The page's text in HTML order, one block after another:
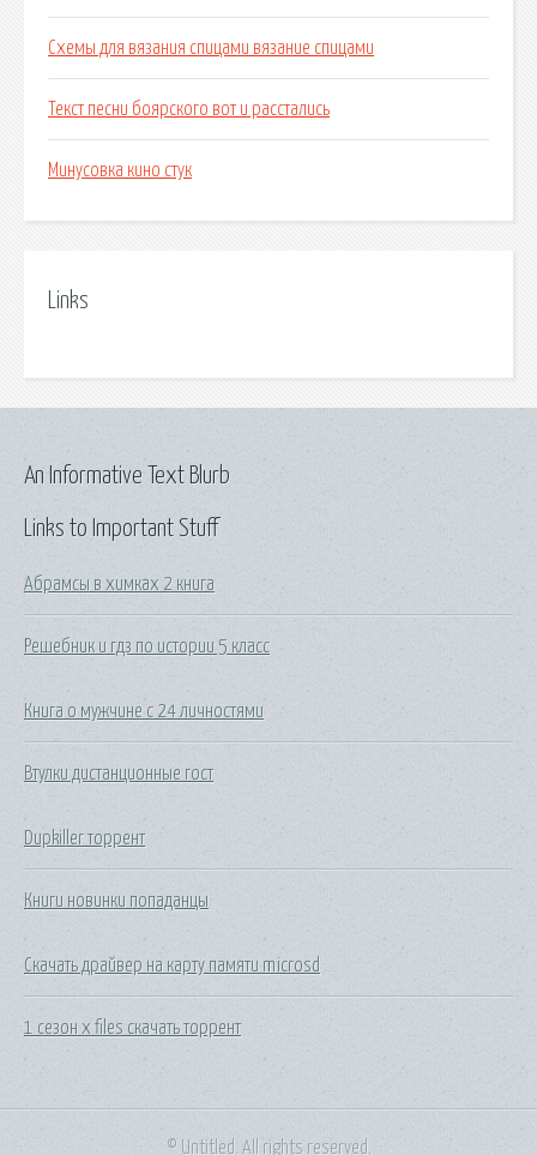
Схемы для вязания спицами вязание спицами
Текст песни боярского вот и расстались
Минусовка кино стук
Links
Links to Important Stuff
Абрамсы в химках 2 книга
Решебник и гдз по истории 5 класс
Книга о мужчине с 24 личностями
Втулки дистанционные гост
Dupkiller торрент
Книги новинки попаданцы
Скачать драйвер на карту памяти microsd
1 сезон x files скачать торрент
An Informative Text Blurb
© Untitled. All rights reserved.